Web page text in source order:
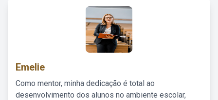
Emelie
Como mentor, minha dedicação é total ao
desenvolvimento dos alunos no ambiente escolar,